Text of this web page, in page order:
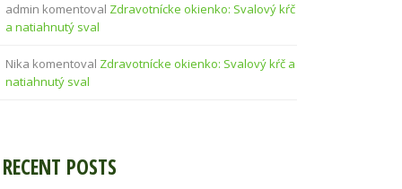
admin komentoval Zdravotnícke okienko: Svalový kŕč
a natiahnutý sval
Nika komentoval Zdravotnícke okienko: Svalový kŕč a
natiahnutý sval
RECENT POSTS